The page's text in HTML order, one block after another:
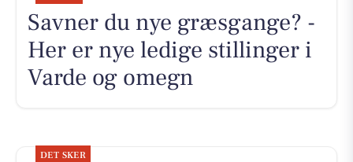
Savner du nye græsgange? -
Her er nye ledige stillinger i
Varde og omegn
DET SKER